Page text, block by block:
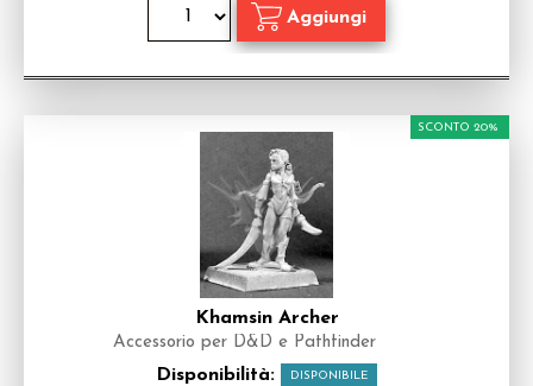
Khamsin Archer
Accessorio per D&D e Pathfinder
Disponibilità: DISPONIBILE
SCONTO 20%